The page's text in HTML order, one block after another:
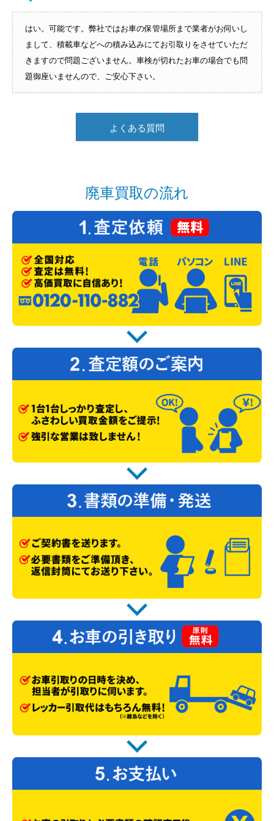
はい。可能です。弊社ではお車の保管場所まで業者がお伺いし
まして、積載車などへの積み込みにてお引取りをさせていただ
きますので問題ございません。車検が切れたお車の場合でも問
題御座いませんので、ご安心下さい。
よくある質問
廃車買取の流れ